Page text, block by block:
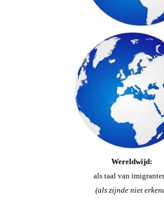
Wereldwijd:
als taal van
(als zijnde niet